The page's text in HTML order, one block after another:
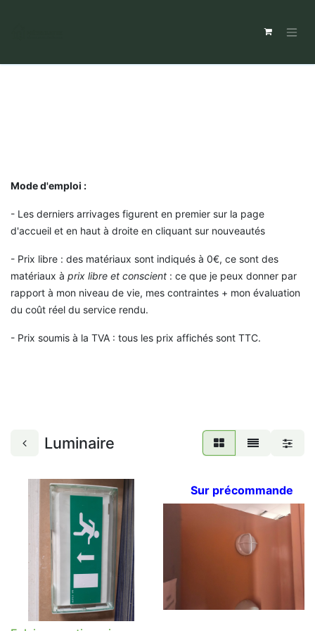
Mode d'emploi :
- Les derniers arrivages figurent en premier sur la page
d'accueil et en haut à droite en cliquant sur nouveautés
- Prix libre : des matériaux sont indiqués à 0€, ce sont des
matériaux à prix libre et conscient : ce que je peux donner par
rapport à mon niveau de vie, mes contraintes + mon évaluation
du coût réel du service rendu.
- Prix soumis à la TVA : tous les prix affichés sont TTC.
Luminaire
Sur précommande